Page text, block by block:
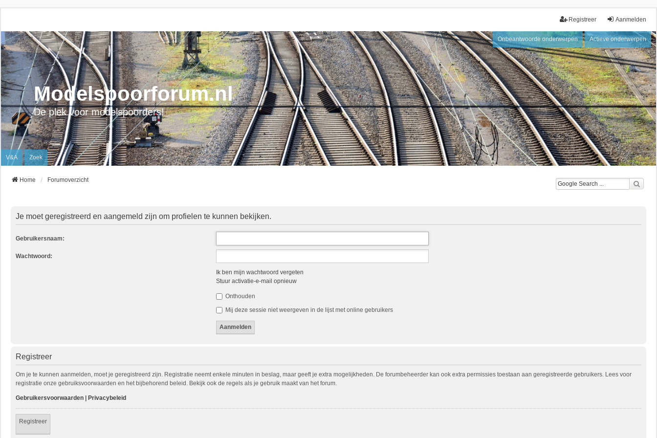
Aanmelden
Registreer
Onbeantwoorde onderwerpen Actieve onderwerpen
Modelspoorforum.nl
De plek voor modelspoorders!
V&A Zoek
Home Forumoverzicht
Je moet geregistreerd en aangemeld zijn om profielen te kunnen bekijken.
Gebruikersnaam:
Wachtwoord:
Ik ben mijn wachtwoord vergeten
Stuur activatie-e-mail opnieuw
Onthouden
Mij deze sessie niet weergeven in de lijst met online gebruikers
Registreer
Om je te kunnen aanmelden, moet je geregistreerd zijn. Registratie neemt enkele minuten in beslag, maar geeft je extra mogelijkheden. De forumbeheerder kan ook extra permissies toestaan aan geregistreerde gebruikers. Lees voor
registratie onze gebruiksvoorwaarden en het bijbehorend beleid. Bekijk ook de regels als je gebruik maakt van het forum.
Gebruikersvoorwaarden | Privacybeleid
Registreer